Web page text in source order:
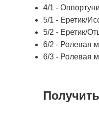
4/1 -
5/1 - Еретик/
5/2 - Еретик/
6/2 - Ролевая
6/3 - Ролевая